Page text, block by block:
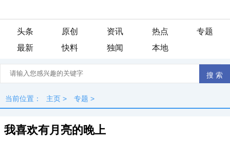
头条 原创 资讯 热点
专题
最新
快料 独闻 本地
当前位置： 主页 > 专题 >
我喜欢有月亮的晚上